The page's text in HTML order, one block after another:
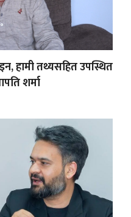
हामी तथ्यसहित उपस्थित
शर्मा